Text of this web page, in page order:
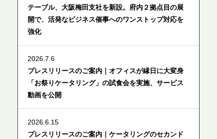
テーブル、大阪梅田支社を新設。府内２拠点目の展
開で、活発なビジネス催事へのワンストップ対応を
強化
2026.7.6
プレスリリースのご案内｜オフィスが縁日に大変身
「お祭りケータリング」の試食会を実施、サービス
動画を公開
2026.6.15
プレスリリースのご案内｜ケータリングのセカンド